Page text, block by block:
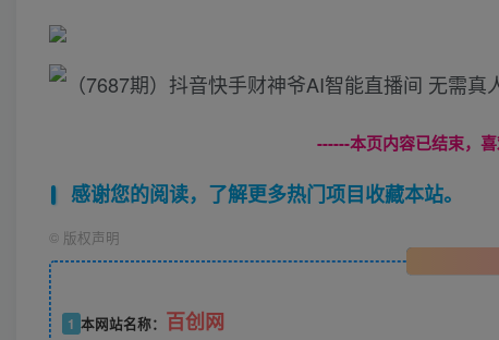
------本页内容已结束，
感谢您的阅读，了解更多热门项目收藏本站。
© 版权声明
1 本网站名称： 百创网